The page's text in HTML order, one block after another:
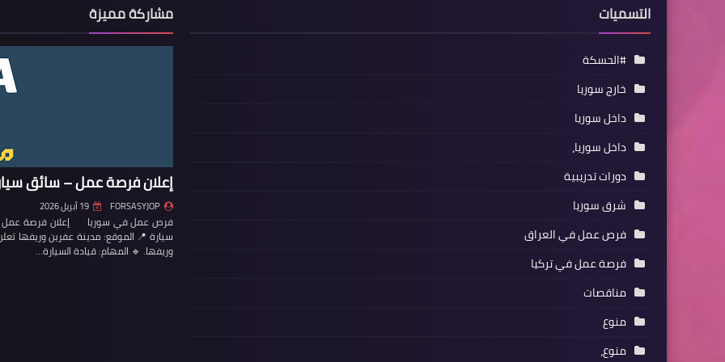
التسميات
#الحسكة
خارج سوريا
داخل سوريا
داخل سوريا،
دورات تدريبية
شرق سوريا
فرص عمل في العراق
فرصة عمل في تركيا
مناقصات
منوع
منوع،
مشاركة مميزة
إعلان فرصة عمل – سائق
FORSASYJOP 19 أبريل 2026
فرص عمل في سوريا إعلان فرصة عمل
سيارة 📍 الموقع: مدينة عفرين وريفها
وريفها. 🔹 المهام: قيادة السيارة…